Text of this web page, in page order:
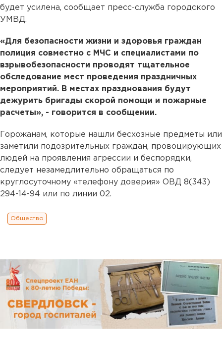
будет усилена, сообщает пресс-служба городского
УМВД.
«Для безопасности жизни и здоровья граждан
полиция совместно с МЧС и специалистами по
взрывобезопасности проводят тщательное
обследование мест проведения праздничных
мероприятий. В местах празднования будут
дежурить бригады скорой помощи и пожарные
расчеты», - говорится в сообщении.
Горожанам, которые нашли бесхозные предметы или
заметили подозрительных граждан, провоцирующих
людей на проявления агрессии и беспорядки,
следует незамедлительно обращаться по
круглосуточному «телефону доверия» ОВД 8(343)
294-14-94 или по линии 02.
Общество